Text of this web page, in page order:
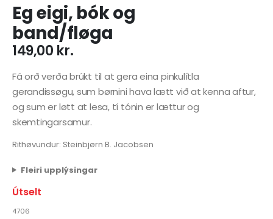
Eg eigi, bók og
band/fløga
149,00 kr.
Fá orð verða brúkt til at gera eina pinkulítla
gerandissøgu, sum børnini hava lætt við at kenna aftur,
og sum er løtt at lesa, tí tónin er lættur og
skemtingarsamur.
Rithøvundur: Steinbjørn B. Jacobsen
Fleiri upplýsingar
Útselt
4706